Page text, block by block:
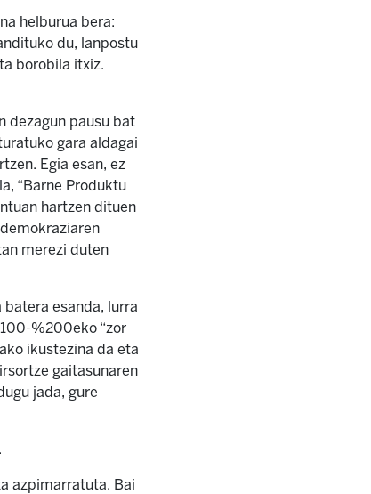
helburua bera:
du, lanpostu
borobila itxiz.
dezagun pausu bat
gara aldagai
Egia esan, ez
“Barne Produktu
hartzen dituen
merezi duten
esanda, lurra
%200eko “zor
ikustezina da eta
gaitasunaren
jada, gure
azpimarratuta. Bai